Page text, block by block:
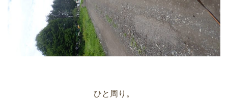
ひと周り。